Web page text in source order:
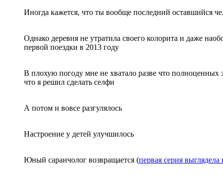
Иногда кажется, что ты вообще последний оставшийся
Однако деревня не утратила своего колорита и даже
первой поездки в 2013 году
В плохую погоду мне не хватало разве что полноценных
что я решил сделать селфи
А потом и вовсе разгулялось
Настроение у детей улучшилось
Юный саранчолог возвращается (первая серия выглядела